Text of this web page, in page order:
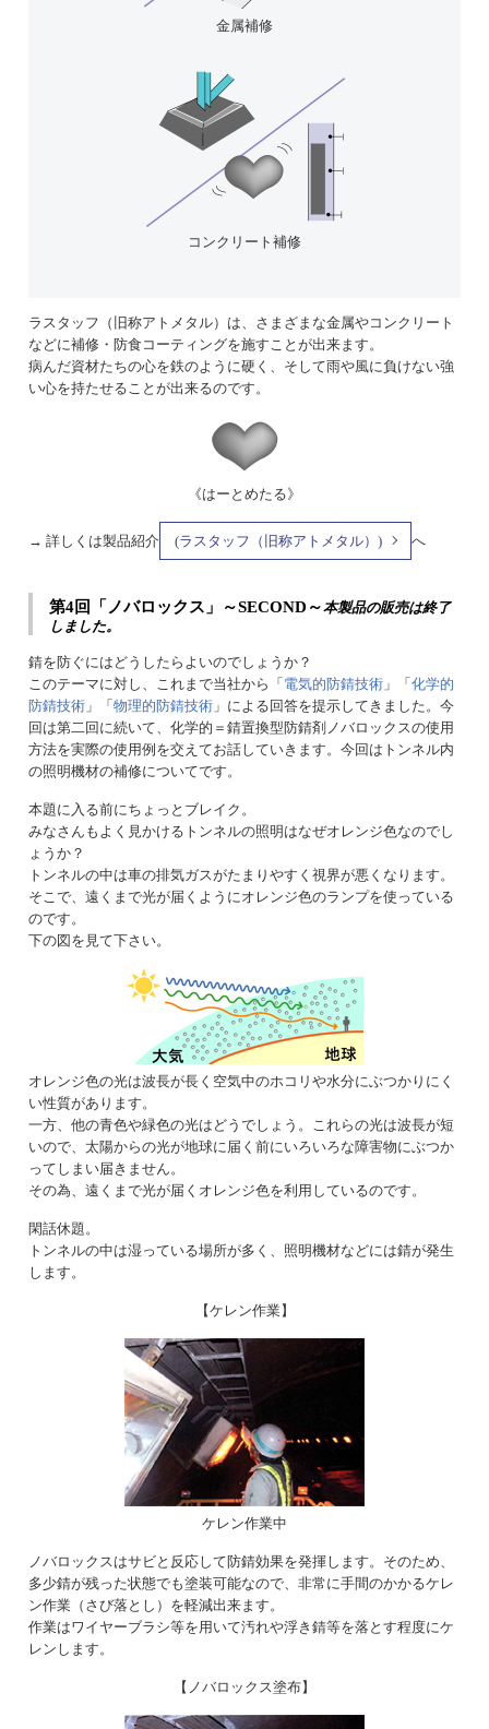
金属補修
コンクリート補修
ラスタッフ（旧称アトメタル）は、さまざまな金属やコンクリート
などに補修・防食コーティングを施すことが出来ます。
病んだ資材たちの心を鉄のように硬く、そして雨や風に負けない強
い心を持たせることが出来るのです。
《はーとめたる》
→ 詳しくは製品紹介 (ラスタッフ（旧称アトメタル）) へ
第4回「ノバロックス」～SECOND～本製品の販売は終了
しました。
錆を防ぐにはどうしたらよいのでしょうか？
このテーマに対し、これまで当社から「 電気的防錆技術 」「化学的
防錆技術 」「物理的防錆技術 」による回答を提示してきました。今
回は第二回に続いて、化学的＝錆置換型防錆剤ノバロックスの使用
方法を実際の使用例を交えてお話していきます。今回はトンネル内
の照明機材の補修についてです。
本題に入る前にちょっとブレイク。
みなさんもよく見かけるトンネルの照明はなぜオレンジ色なのでし
ょうか？
トンネルの中は車の排気ガスがたまりやすく視界が悪くなります。
そこで、遠くまで光が届くようにオレンジ色のランプを使っている
のです。
下の図を見て下さい。
オレンジ色の光は波長が長く空気中のホコリや水分にぶつかりにく
い性質があります。
一方、他の青色や緑色の光はどうでしょう。これらの光は波長が短
いので、太陽からの光が地球に届く前にいろいろな障害物にぶつか
ってしまい届きません。
その為、遠くまで光が届くオレンジ色を利用しているのです。
閑話休題。
トンネルの中は湿っている場所が多く、照明機材などには錆が発生
します。
【ケレン作業】
ケレン作業中
ノバロックスはサビと反応して防錆効果を発揮します。そのため、
多少錆が残った状態でも塗装可能なので、非常に手間のかかるケレ
ン作業（さび落とし）を軽減出来ます。
作業はワイヤーブラシ等を用いて汚れや浮き錆等を落とす程度にケ
レンします。
【ノバロックス塗布】